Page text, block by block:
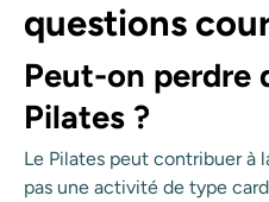
questions
Peut-on perdre
Pilates ?
Le Pilates peut contribuer à
pas une activité de type